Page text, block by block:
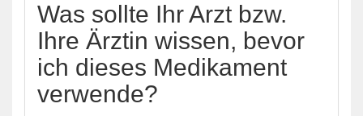
Was sollte Ihr Arzt bzw.
Ihre Ärztin wissen, bevor
ich dieses Medikament
verwende?